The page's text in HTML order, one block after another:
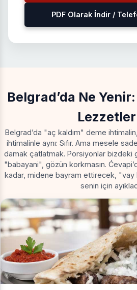
PDF Olarak İndir /
Belgrad’da Ne
Belgrad’da "aç kaldım" deme
ihtimalinle aynı: Sıfır. Ama mesele
damak çatlatmak. Porsiyonlar bizdeki
"babayani", gözün korkmasın.
kadar, midene bayram ettirecek, "vay
senin için